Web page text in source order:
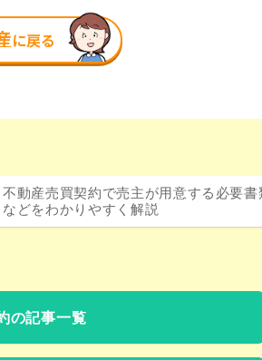
不動産売買契約で売主が用意する必要書
などをわかりやすく解説
の記事一覧